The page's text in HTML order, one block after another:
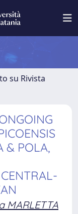
su Rivista
& POLA,
MARLETTA